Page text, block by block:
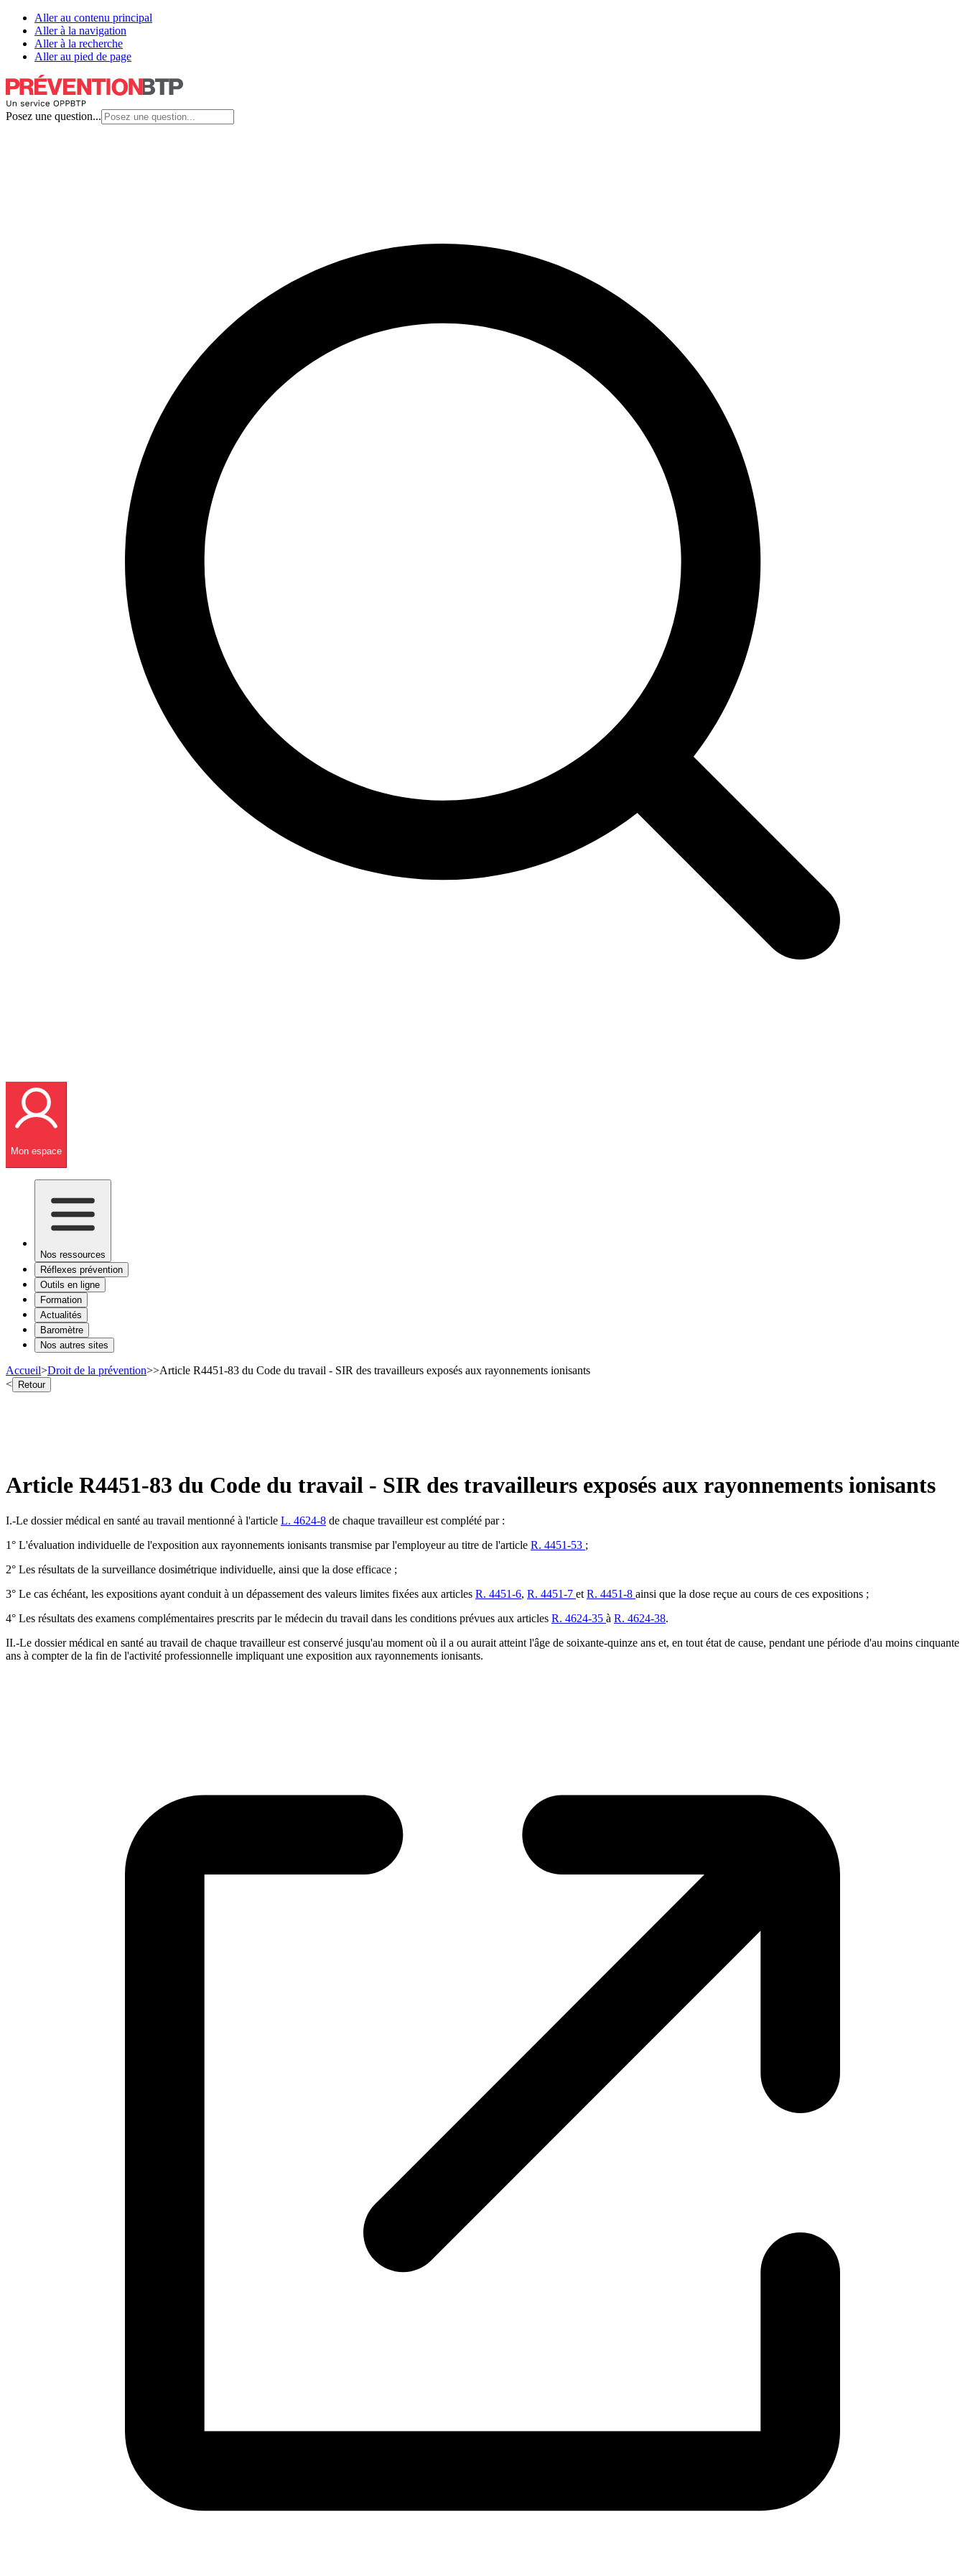
Aller au contenu principal
Aller à la navigation
Aller à la recherche
Aller au pied de page
Posez une question...
Mon espace
Nos ressources
Réflexes prévention
Outils en ligne
Formation
Actualités
Baromètre
Nos autres sites
Accueil>Droit de la prévention>>Article R4451-83 du Code du travail - SIR des travailleurs exposés aux rayonnements ionisants
< Retour
Article R4451-83 du Code du travail - SIR des travailleurs exposés aux rayonnements ionisants
I.-Le dossier médical en santé au travail mentionné à l'article L. 4624-8 de chaque travailleur est complété par :
1° L'évaluation individuelle de l'exposition aux rayonnements ionisants transmise par l'employeur au titre de l'article R. 4451-53 ;
2° Les résultats de la surveillance dosimétrique individuelle, ainsi que la dose efficace ;
3° Le cas échéant, les expositions ayant conduit à un dépassement des valeurs limites fixées aux articles R. 4451-6, R. 4451-7 et R. 4451-8 ainsi que la dose reçue au cours de ces expositions ;
4° Les résultats des examens complémentaires prescrits par le médecin du travail dans les conditions prévues aux articles R. 4624-35 à R. 4624-38.
II.-Le dossier médical en santé au travail de chaque travailleur est conservé jusqu'au moment où il a ou aurait atteint l'âge de soixante-quinze ans et, en tout état de cause, pendant une période d'au moins cinquante
ans à compter de la fin de l'activité professionnelle impliquant une exposition aux rayonnements ionisants.